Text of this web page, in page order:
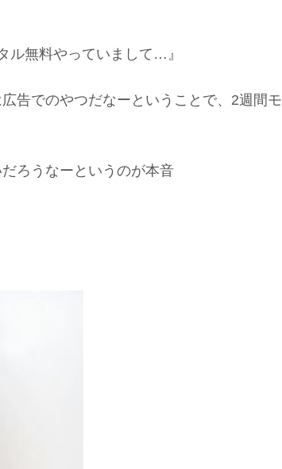
ル無料やっていまして…』
告でのやつだなーということで、2週間
ろうなーというのが本音